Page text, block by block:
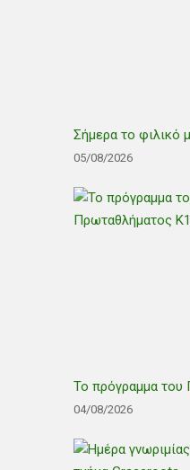
Σήμερα το φιλικό
05/08/2026
Το πρόγραμμα του
04/08/2026